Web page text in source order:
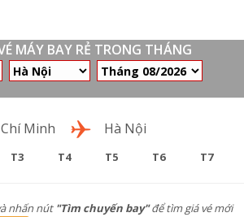
MÁY BAY RẺ TRONG THÁNG
Minh Hà Nội
T3 T4 T5 T6 T7
nhấn nút "Tìm chuyến bay"để tìm giá vé mới